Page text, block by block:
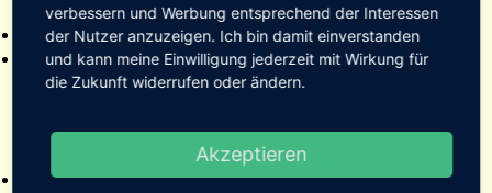
2022
2024
verbessern und Werbung entsprechend der Interessen
der Nutzer anzuzeigen. Ich bin damit einverstanden
und kann meine Einwilligung jederzeit mit Wirkung für
die Zukunft widerrufen oder ändern.
Akzeptieren